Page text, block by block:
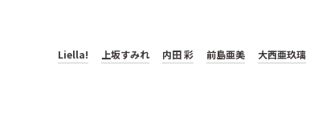
Liella! 上坂すみれ 内田 彩 前島亜美 大西亜玖璃